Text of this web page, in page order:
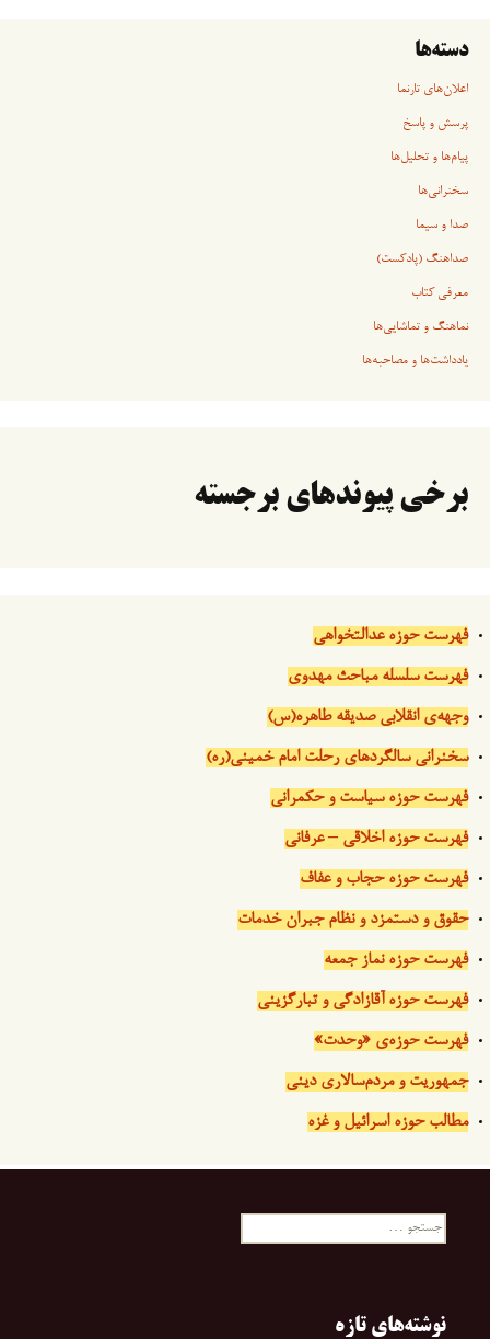
دسته‌ها
اعلان‌های تارنما
پرسش و پاسخ
پیام‌ها و تحلیل‌ها
سخنرانی‏‏‌ها
صدا و سیما
صداهنگ (پادکست)
معرفی کتاب
نماهنگ و تماشایی‌ها
یادداشت‌ها و مصاحبه‌ها
برخی پیوندهای برجسته
فهرست حوزه عدالتخواهی
فهرست سلسله مباحث مهدوی
وجهه‌ی انقلابی صدیقه طاهره(س)
سخنرانی سالگردهای رحلت امام خمینی(ره)
فهرست حوزه سیاست و حکمرانی
فهرست حوزه اخلاقی – عرفانی
فهرست حوزه حجاب و عفاف
حقوق و دستمزد و نظام جبران خدمات
فهرست حوزه نماز جمعه
فهرست حوزه آقازادگی و تبارگزینی
فهرست حوزه‌ی «وحدت»
جمهوریت و مردم‌سالاری دینی
مطالب حوزه اسرائیل و غزه
جستجو
نوشته‌های تازه